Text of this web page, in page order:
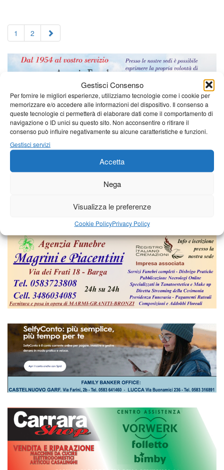
Gestisci Consenso
Per fornire le migliori esperienze, utilizziamo tecnologie come i cookie per
memorizzare e/o accedere alle informazioni del dispositivo. Il consenso a
queste tecnologie ci permetterà di elaborare dati come il comportamento di
navigazione o ID unici su questo sito. Non acconsentire o ritirare il
consenso può influire negativamente su alcune caratteristiche e funzioni.
Gestisci servizi
Accetta
Nega
Visualizza le preferenze
Cookie PolicyPrivacy Policy
1 2